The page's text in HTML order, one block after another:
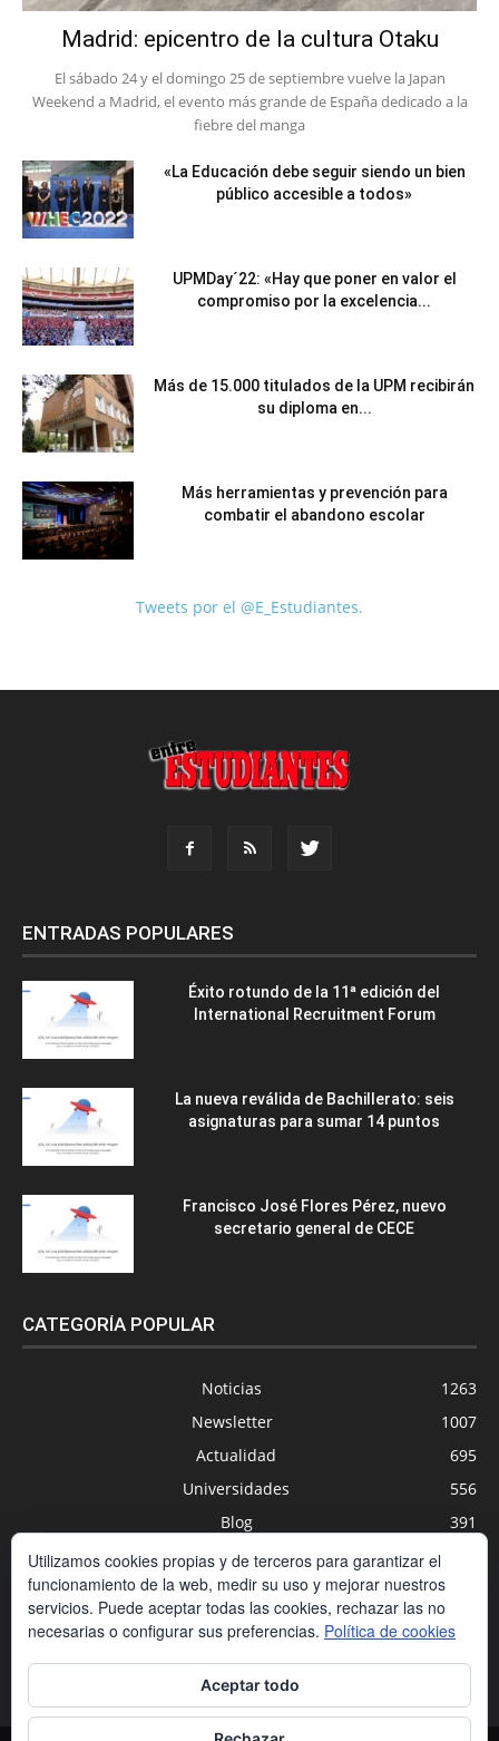
Madrid: epicentro de la cultura Otaku
El sábado 24 y el domingo 25 de septiembre vuelve la Japan
Weekend a Madrid, el evento más grande de España dedicado a la
fiebre del manga
«La Educación debe seguir siendo un bien
público accesible a todos»
UPMDay´22: «Hay que poner en valor el
compromiso por la excelencia...
Más de 15.000 titulados de la UPM recibirán
su diploma en...
Más herramientas y prevención para
combatir el abandono escolar
Tweets por el @E_Estudiantes.
ENTRADAS POPULARES
Éxito rotundo de la 11ª edición del
International Recruitment Forum
La nueva reválida de Bachillerato: seis
asignaturas para sumar 14 puntos
Francisco José Flores Pérez, nuevo
secretario general de CECE
CATEGORÍA POPULAR
Noticias
1263
Newsletter
1007
Actualidad
695
Universidades
556
Blog
391
Agenda
Nuevas Tecnologías
Estudios
Utilizamos cookies propias y de terceros para garantizar el
funcionamiento de la web, medir su uso y mejorar nuestros
servicios. Puede aceptar todas las cookies, rechazar las no
necesarias o configurar sus preferencias. Política de cookies
Aceptar todo